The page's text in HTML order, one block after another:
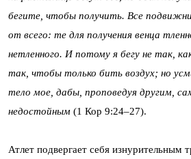
бегите, чтобы получить. Все
от всего: те для получения венца
нетленного. И потому я бегу не так,
так, чтобы только бить воздух; но
тело мое, дабы, проповедуя другим,
недостойным (1 Кор 9:24–27).
Атлет подвергает себя изнурительным